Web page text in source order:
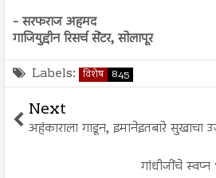
- सरफराज अहमद
गाजियुद्दीन रिसर्च सेंटर, सोलापूर
Labels: विशेष 845
Next
अहंकाराला गाडून, इमानेइतबारे सुखाचा
गांधीजींचे स्वप्न